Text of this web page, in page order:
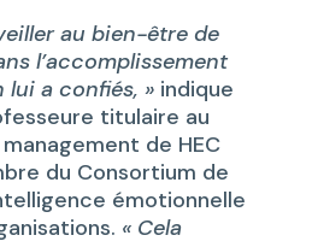
au bien-être de
l’accomplissement
lui a confiés, »indique
titulaire au
de HEC
du Consortium de
émotionnelle
« Cela